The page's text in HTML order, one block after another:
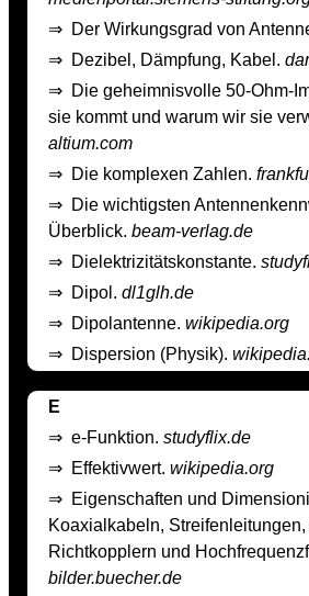
⇒ Der Wirkungsgrad von
⇒ Dezibel, Dämpfung, Kabel.
⇒ Die geheimnisvolle 50-Ohm-
sie kommt und warum wir sie
altium.com
⇒ Die komplexen Zahlen.
⇒ Die wichtigsten
Überblick. beam-verlag.de
⇒ Dielektrizitätskonstante.
⇒ Dipol. dl1glh.de
⇒ Dipolantenne. wikipedia.org
⇒ Dispersion (Physik).
E
⇒ e-Funktion. studyflix.de
⇒ Effektivwert. wikipedia.org
⇒ Eigenschaften und
Koaxialkabeln,
Richtkopplern und
bilder.buecher.de